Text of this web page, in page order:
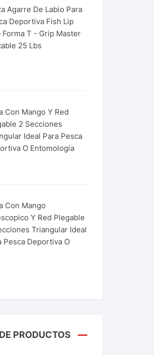
Agarre De Labio Para
Deportiva Fish Lip
Forma T - Grip Master
25 Lbs
Con Mango Y Red
2 Secciones
Ideal Para Pesca
O Entomología
Con Mango
Y Red Plegable
Triangular Ideal
Pesca Deportiva O
PRODUCTOS